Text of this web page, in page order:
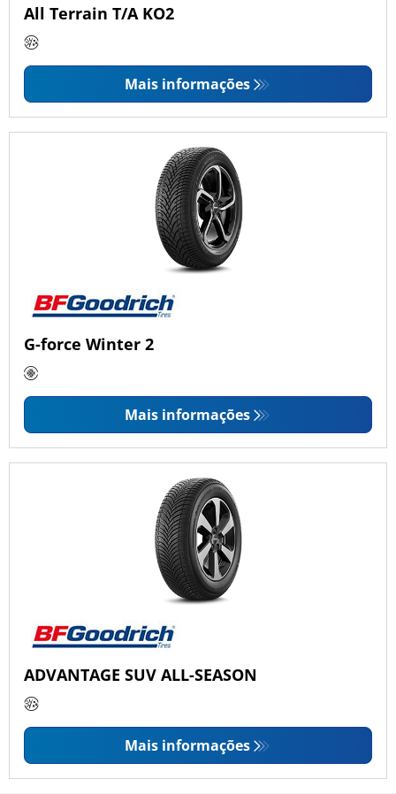
All Terrain T/A KO2
Mais informações
G-force Winter 2
Mais informações
ADVANTAGE SUV ALL-SEASON
Mais informações